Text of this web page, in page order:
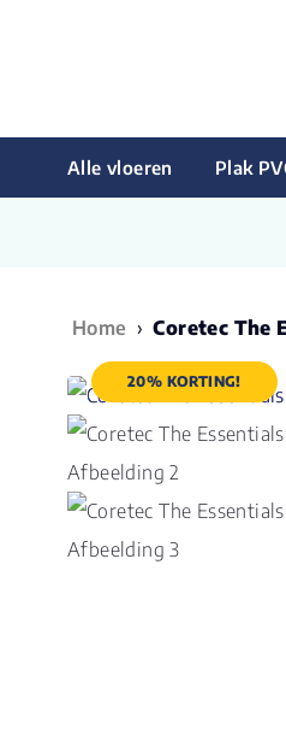
Alle vloeren Plak
Home › Coretec The
20% KORTING!